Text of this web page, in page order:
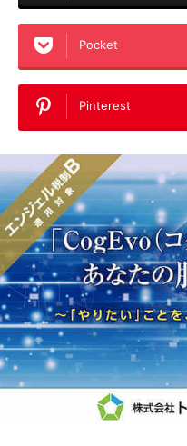
Pocket
Pinterest